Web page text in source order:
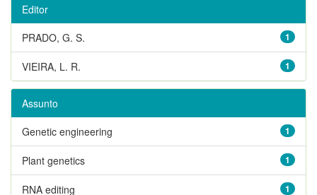
Editor
1
PRADO, G. S.
1
VIEIRA, L. R.
Assunto
1
Genetic engineering
1
Plant genetics
1
RNA editing